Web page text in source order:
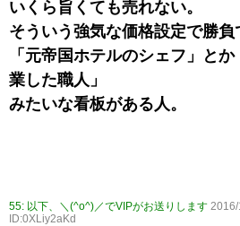
いくら旨くても売れない。
そういう強気な価格設定で勝負
「元帝国ホテルのシェフ」と
業した職人」
みたいな看板がある人。
55: 以下、＼(^o^)／でVIPがお送りします
ID:0XLiy2aKd